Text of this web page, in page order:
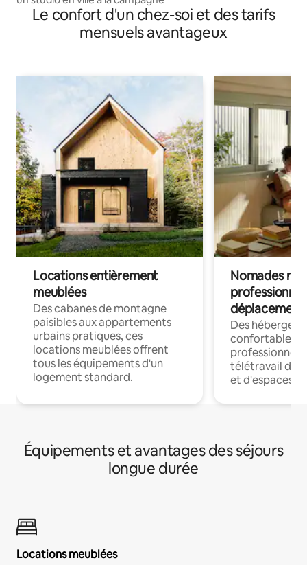
Le confort d'un chez-soi et des tarifs
mensuels avantageux
Locations entièrement
meublées
Des cabanes de montagne
paisibles aux appartements
urbains pratiques, ces
locations meublées offrent
tous les équipements d'un
logement standard.
Nomades
déplacement
Des
confortables
professionnels
télétravail
et d'espaces
Équipements et avantages des séjours
longue durée
Locations meublées